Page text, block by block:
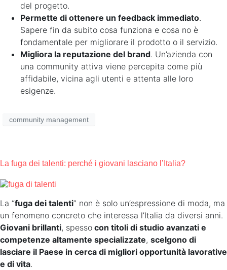
del progetto.
Permette di ottenere un feedback immediato.
Sapere fin da subito cosa funziona e cosa no è
fondamentale per migliorare il prodotto o il servizio.
Migliora la reputazione del brand. Un’azienda con
una community attiva viene percepita come più
affidabile, vicina agli utenti e attenta alle loro
esigenze.
community management
La fuga dei talenti: perché i giovani lasciano l’Italia?
La “fuga dei talenti” non è solo un’espressione di moda, ma
un fenomeno concreto che interessa l’Italia da diversi anni.
Giovani brillanti, spesso con titoli di studio avanzati e
competenze altamente specializzate, scelgono di
lasciare il Paese in cerca di migliori opportunità lavorative
e di vita.